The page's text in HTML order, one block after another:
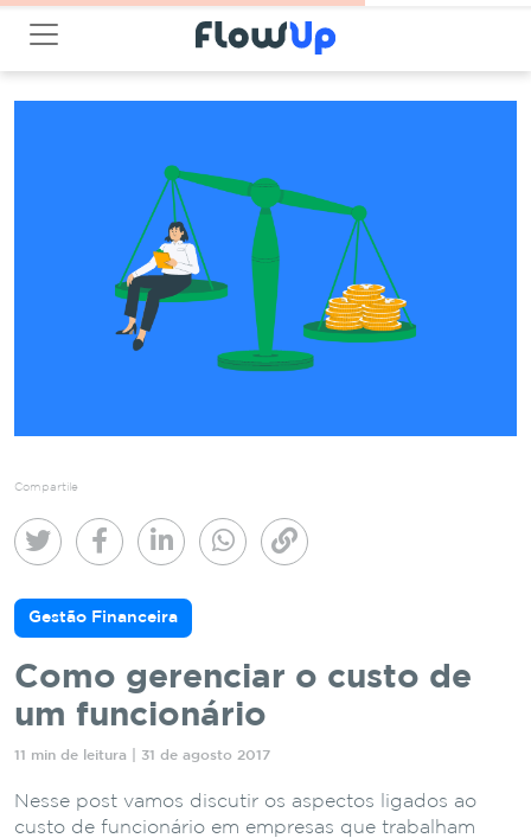
Compartile
Gestão Financeira
Como gerenciar o custo de
um funcionário
11 min de leitura | 31 de agosto 2017
Nesse post vamos discutir os aspectos ligados ao
custo de funcionário em empresas que trabalham